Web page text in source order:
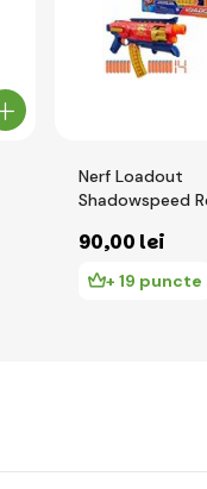
Nerf Loadout
Shadowspeed
90,00 lei
+ 19 puncte